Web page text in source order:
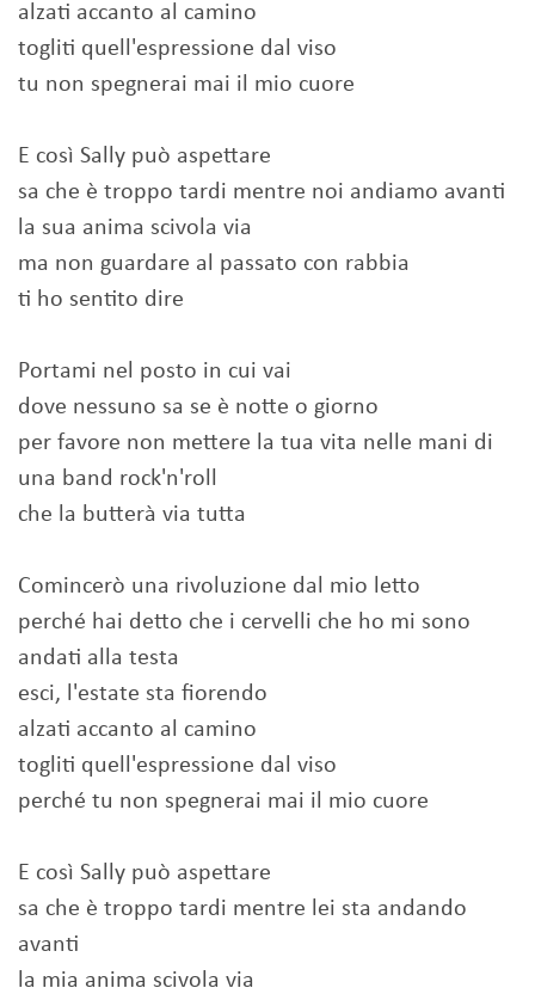
alzati accanto al camino
togliti quell'espressione dal viso
tu non spegnerai mai il mio cuore
E così Sally può aspettare
sa che è troppo tardi mentre noi andiamo avanti
la sua anima scivola via
ma non guardare al passato con rabbia
ti ho sentito dire
Portami nel posto in cui vai
dove nessuno sa se è notte o giorno
per favore non mettere la tua vita nelle mani di
una band rock'n'roll
che la butterà via tutta
Comincerò una rivoluzione dal mio letto
perché hai detto che i cervelli che ho mi sono
andati alla testa
esci, l'estate sta fiorendo
alzati accanto al camino
togliti quell'espressione dal viso
perché tu non spegnerai mai il mio cuore
E così Sally può aspettare
sa che è troppo tardi mentre lei sta andando
avanti
la mia anima scivola via